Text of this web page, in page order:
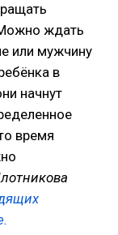
ждать
или мужчину
в
начнут
время